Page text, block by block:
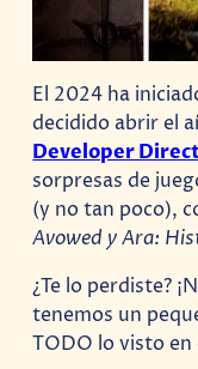
El 2024 ha
decidido abrir el
Developer
sorpresas de
(y no tan poco),
Avowed y Ara:
¿Te lo perdiste?
tenemos un
TODO lo visto